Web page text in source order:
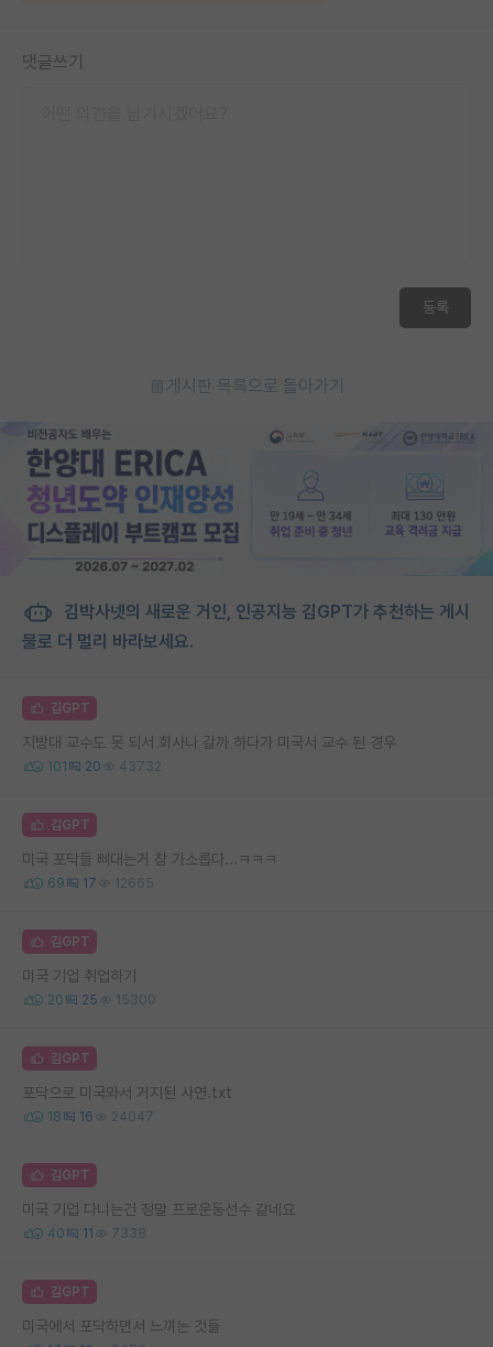
댓글쓰기
등록
게시판 목록으로 돌아가기
김박사넷의 새로운 거인, 인공지능 김GPT가 추천하는 게시
물로 더 멀리 바라보세요.
김GPT
지방대 교수도 못 되서 회사나 갈까 하다가 미국서 교수 된 경우
101 20 43732
김GPT
미국 포닥들 삐대는거 참 가소롭다...ㅋㅋㅋ
69 17 12665
김GPT
미국 기업 취업하기
20 25 15300
김GPT
포닥으로 미국와서 거지된 사연.txt
18 16 24047
김GPT
미국 기업 다니는건 정말 프로운동선수 같네요
40 11 7338
김GPT
미국에서 포닥하면서 느끼는 것들